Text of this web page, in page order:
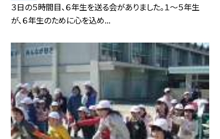
３日の５時間目、６年生を送る会がありました。１〜５年生
が、６年生のために心を込め...